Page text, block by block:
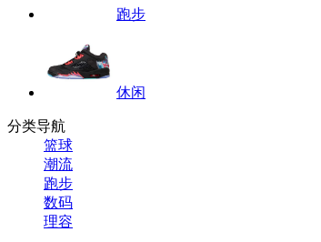
跑步
休闲
分类导航
篮球
潮流
跑步
数码
理容